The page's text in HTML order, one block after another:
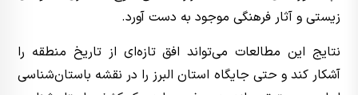
زیستی و آثار فرهنگی موجود به دست آورد.
نتایج این مطالعات می‌تواند افق تازه‌ای از تاریخ منطقه را
آشکار کند و حتی جایگاه استان البرز را در نقشه باستان‌شناسی